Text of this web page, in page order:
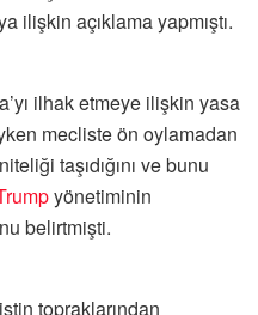
ilişkin açıklama yapmıştı.
ilhak etmeye ilişkin yasa
mecliste ön oylamadan
taşıdığını ve bunu
yönetiminin
belirtmişti.
topraklarından